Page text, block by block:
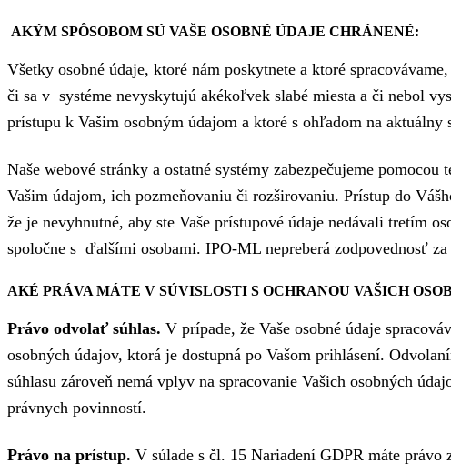
AKÝM SPȎSOBOM SÚ VAŠE OSOBNÉ ÚDAJE CHRÁNENÉ:
Všetky osobné údaje, ktoré nám poskytnete a ktoré
či sa v systéme nevyskytujú akékoľvek slabé miesta a či nebol
prístupu k Vašim osobným údajom a ktoré s ohľadom na aktuálny
Naše webové stránky a ostatné systémy zabezpečujeme
Vašim údajom, ich pozmeňovaniu či rozširovaniu. Prístup do
že je nevyhnutné, aby ste Vaše prístupové údaje nedávali tretím
spoločne s ďalšími osobami. IPO-ML nepreberá zodpovednosť
AKÉ PRÁVA MÁTE V SÚVISLOSTI S OCHRANOU VAŠICH
Právo odvolať súhlas. V prípade, že Vaše osobné údaje
osobných údajov, ktorá je dostupná po Vašom prihlásení.
súhlasu zároveň nemá vplyv na spracovanie Vašich osobných
právnych povinností.
Právo na prístup. V súlade s čl. 15 Nariadení GDPR máte